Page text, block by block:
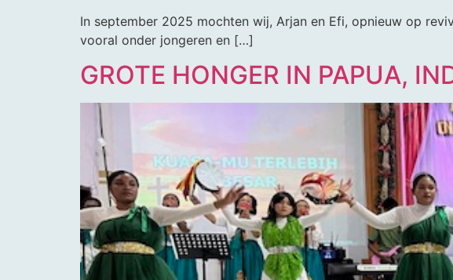
In september 2025 mochten wij, Arjan en Efi, opnieuw op
vooral onder jongeren en […]
GROTE HONGER IN PAPUA,